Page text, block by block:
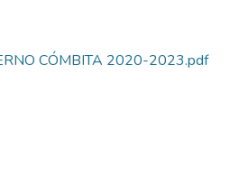
CÓMBITA 2020-2023.pdf